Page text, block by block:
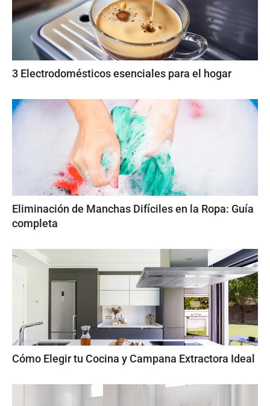
3 Electrodomésticos esenciales para el hogar
Eliminación de Manchas Difíciles en la Ropa: Guía
completa
Cómo Elegir tu Cocina y Campana Extractora Ideal